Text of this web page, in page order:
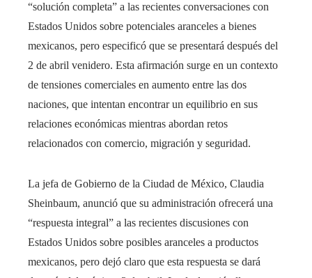
“solución completa” a las recientes conversaciones con
Estados Unidos sobre potenciales aranceles a bienes
mexicanos, pero especificó que se presentará después del
2 de abril venidero. Esta afirmación surge en un contexto
de tensiones comerciales en aumento entre las dos
naciones, que intentan encontrar un equilibrio en sus
relaciones económicas mientras abordan retos
relacionados con comercio, migración y seguridad.
La jefa de Gobierno de la Ciudad de México, Claudia
Sheinbaum, anunció que su administración ofrecerá una
“respuesta integral” a las recientes discusiones con
Estados Unidos sobre posibles aranceles a productos
mexicanos, pero dejó claro que esta respuesta se dará